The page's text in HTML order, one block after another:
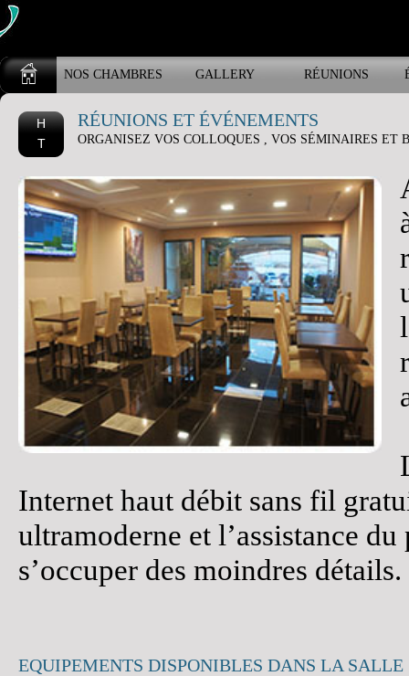
NOS CHAMBRES GALLERY RÉUNIONS
H
T
RÉUNIONS ET ÉVÉNEMENTS
ORGANISEZ VOS COLLOQUES , VOS SÉMINAIRES ET
Internet haut débit sans fil
ultramoderne et l’assistance
s’occuper des moindres détails.
EQUIPEMENTS DISPONIBLES DANS LA SALLE